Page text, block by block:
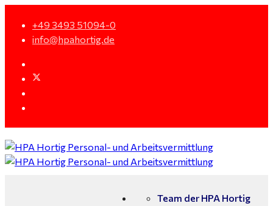
+49 3493 51094-0
info@hpahortig.de
Team der HPA Hortig